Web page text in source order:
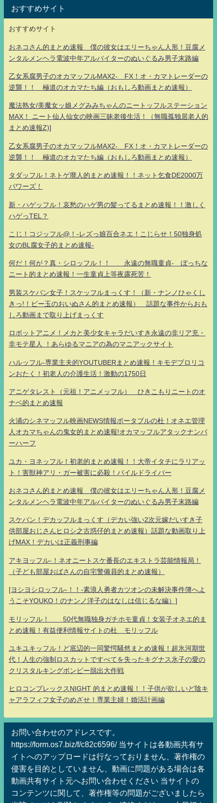
おすすめサイト
おすすめサイト
おネコさん的まとめ速報 僕の彼女はエリーちゃん人形！豆腐メ
ンタルメンヘラ電波中年アルバイターのぬいぐるみ男子末路編
乙女系腐男子のオカマッフルMAX2- FX！オ・カマトレーダーの
逆襲！！ 極道のオカマたち編（おもしろ動画まとめ速報）
魔法熟女/美魔女ッ娘メグみみちゃんのニートッフルステーション
MAX！ ニート仙人仙女の映画三昧老後生活！（無職孤独居老人的
まとめ速報Z)]
乙女系腐男子のオカマッフルMAX2- FX！オ・カマトレーダーの
逆襲！！ 極道のオカマたち編（おもしろ動画まとめ速報）
タダッフル！ネトゲ廃人的まとめ速報！！ネット乞食DE2000万
パワーズ！
新・ハゲッフル！哀愁のハゲ男の髪ってるまとめ速報！！激しく
ハゲっTEL？
こじ！コジッフル@！-レズっ娘百合ネエ！こじらせ！50独身処
女のBL腐女子的まとめ速報-
何だ！何が？真・シロッフル！！ 永遠の無職童貞- ぼっちな
ニート的まとめ速報！一生童貞上等夜露死苦！
男装スケバン女子！スケッフルまっくす！（新・ナンノひゃくし
きっ!！ビー玉のおいぬさん的まとめ速報） 話題な事件からおも
しろ動画まで取り上げまっくす
ロボットアニメ！メカと美少女キャラだいすき永遠の非リア充・
非モテ星人 ！あらゆるマニアの為のマニアックサイト
ハルッフル-専業主夫的YOUTUBERまとめ速報！キモデブロリコ
ンおたく！初老人の介護生活！激動の1750日
アニゲタレスト（元祖！アニメッフル） ひきこもりニートのオ
ナベ的まとめ速報
火浦のシネマッフル映画NEWS情報ポータブルの杜！オネエ管理
人オカマちゃんの鬼女的まとめ速報!オカマッフルアタックナンバ
ーハーフ
ユカ・ヨネッフル！初老的まとめ速報！！大帝イタチにラリアッ
ト！害獣神アリ・ガー被害に必殺！パイルドライバー
おネコさん的まとめ速報 僕の彼女はエリーちゃん人形！豆腐メ
ンタルメンヘラ電波中年アルバイターのぬいぐるみ男子末路編
スケバン！デカッフルまっくす（デカい強い2次元嫁だいすき子
供部屋おじさんヒロシ之古惑仔的まとめ速報）話題な動画取り上
げMAX！デカいは正義刑事編
アキヨッフル-！ネオニートスケ番長のエキストラ芸能情報局！
（子ども部屋おばさんの自宅警備員的まとめ速報）
[ヨシヨシロッフル-！！-素浪人勇者カツオンの未解決事件簿へよ
うこそYOUKO！のナンノ洋子のはなしは信じるな編）]
モリッフル！ 50代無職独身ガチホモ童貞！女装子オネエ的ま
とめ速報！有益便利情報サイトの杜 モリッフル
ユキユキッフル！ど底辺的一同驚愕騒然まとめ速報！超氷河期世
代！人生の強制ロスカットですべてを失ったキグナス氷子の愛の
クリスタルキングボンビー脱出大作戦
ヒロコンプレックスNIGHT 的まとめ速報！！子供が欲しいど陰キ
ャアラフィフ女子のめざせ！専業主婦！婚活計画編
お問い合わせのアドレスです。
https://form.os7.biz/f/c82c6596/ 当サイトは各動画共有サ
イトへのアップロードは行なっておりません、著作権の
侵害を目的としていません、動画に問題がある場合は各
動画共有サイト元へお問い合わせください 当サイトの
コンテンツに関して、著作権等の問題がございましたら